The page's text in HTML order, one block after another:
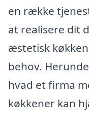
en række
at realisere dit
æstetisk
behov.
hvad et firma
køkkener kan